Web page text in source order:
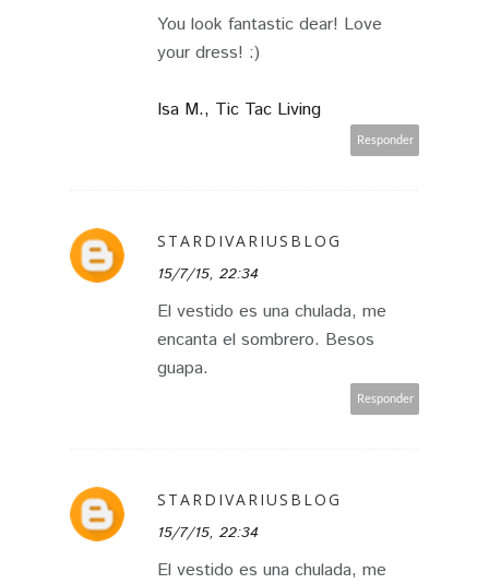
You look fantastic dear! Love
your dress! :)
Isa M., Tic Tac Living
Responder
STARDIVARIUSBLOG
15/7/15, 22:34
El vestido es una chulada, me
encanta el sombrero. Besos
guapa.
Responder
STARDIVARIUSBLOG
15/7/15, 22:34
El vestido es una chulada, me